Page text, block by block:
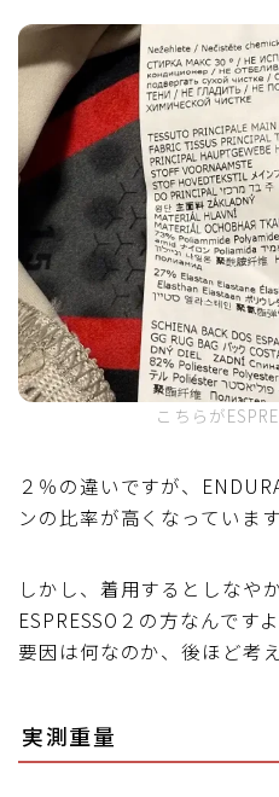
こちらが
２％の違いですが、
ンの比率が高くなっています
しかし、着用するとしなや
ESPRESSO２の方なんです
要因は何なのか、後ほど考
実測重量